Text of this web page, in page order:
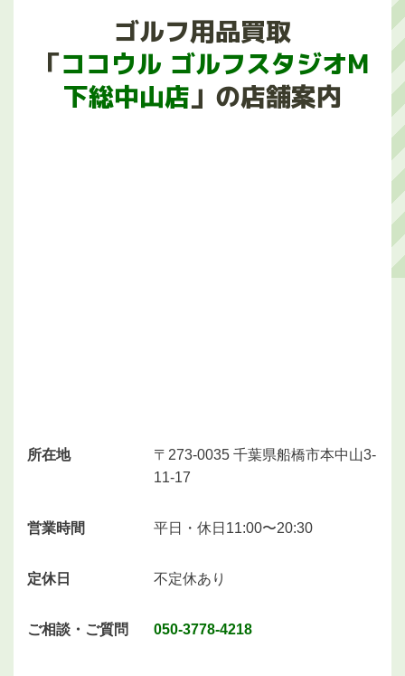
ゴルフ用品買取
「ココウル ゴルフスタジオM
下総中山店」の店舗案内
所在地
〒273-0035 千葉県船橋市本中山3-
11-17
営業時間 平日・休日11:00〜20:30
定休日 不定休あり
ご相談・ご質問 050-3778-4218